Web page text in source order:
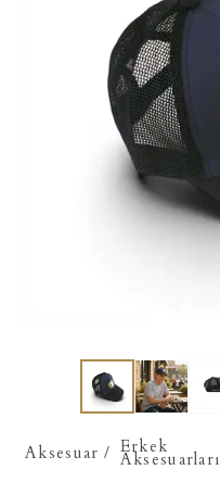
Aksesuar / Erkek
Aksesuarları